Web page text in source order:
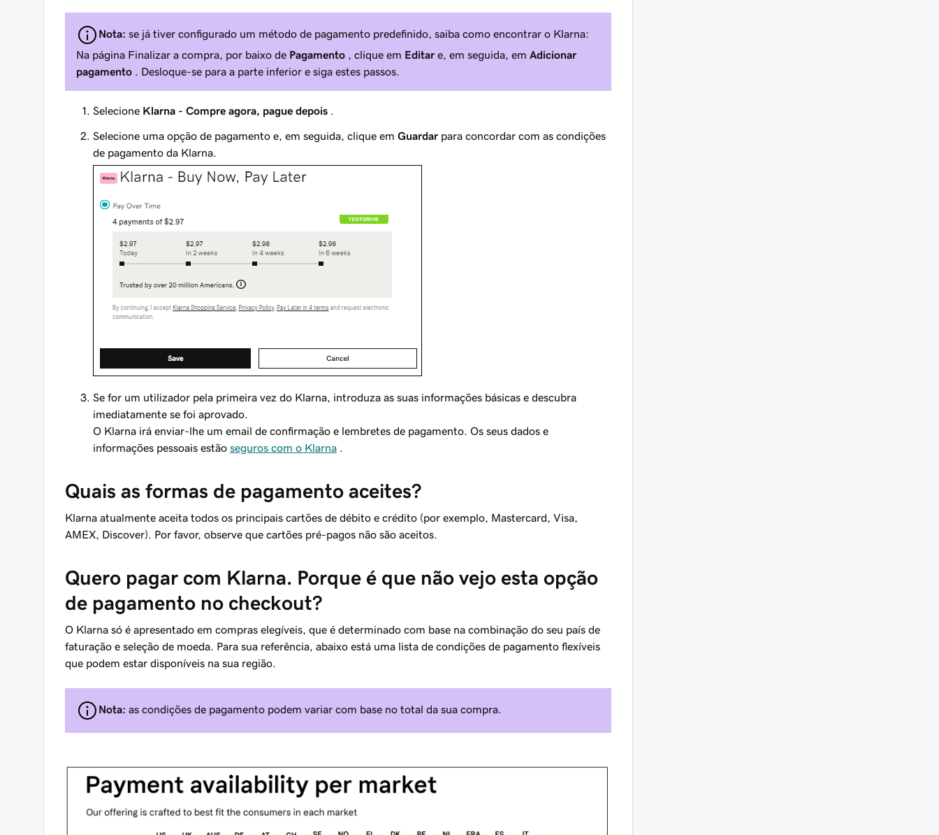
Nota: se já tiver configurado um método de pagamento predefinido, saiba como encontrar o Klarna:
Na página Finalizar a compra, por baixo de Pagamento , clique em Editar e, em seguida, em Adicionar
pagamento . Desloque-se para a parte inferior e siga estes passos.
Selecione Klarna - Compre agora, pague depois
Selecione uma opção de pagamento e, em seguida, clique em Guardar para concordar com as condições
de pagamento da Klarna.
Se for um utilizador pela primeira vez do Klarna, introduza as suas informações básicas e descubra
imediatamente se foi aprovado.
O Klarna irá enviar-lhe um email de confirmação e lembretes de pagamento. Os seus dados e
informações pessoais estão seguros com o Klarna
Quais as formas de pagamento aceites?
Klarna atualmente aceita todos os principais cartões de débito e crédito (por exemplo, Mastercard, Visa,
AMEX, Discover). Por favor, observe que cartões pré-pagos não são aceitos.
Quero pagar com Klarna. Porque é que não vejo esta opção
de pagamento no checkout?
O Klarna só é apresentado em compras elegíveis, que é determinado com base na combinação do seu país de
faturação e seleção de moeda. Para sua referência, abaixo está uma lista de condições de pagamento flexíveis
que podem estar disponíveis na sua região.
Nota: as condições de pagamento podem variar com base no total da sua compra.